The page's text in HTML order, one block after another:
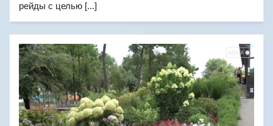
рейды с целью [...]